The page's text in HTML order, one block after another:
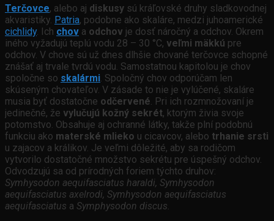
Terčovce, alebo aj diskusy sú kráľovské druhy sladkovodnej
akvaristiky. Patria, podobne ako skaláre, medzi juhoamerické
cichlidy. Ich chov a odchov je dosť náročný a odchov. Okrem
iného vyžadujú teplú vodu 28 – 30 °C, veľmi mäkkú pre
odchov. V chove sú už dnes dlhšie chované terčovce schopné
znášať aj trvale tvrdú vodu. Samostatnou kapitolou je chov
spoločne so skalármi. Spoločný chov odporúčam len
skúseným chovateľov. V zásade to nie je vylúčené, skaláre
musia byť dostatočne odčervené. Pri ich rozmnožovaní je
jedinečné, že vylučujú kožný sekrét, ktorým živia svoje
potomstvo. Obsahuje aj ochranné látky, takže plní podobnú
funkciu ako materské mlieko u cicavcov, alebo trhanie srsti
u zajacov a králikov. Je veľmi dôležité, aby sa rodičom
vytvorilo dostatočné množstvo sekrétu pre úspešný odchov.
Odvodzujú sa od prírodných foriem týchto druhov:
Symhysodon aequifasciatus haraldi, Symhysodon
aequifasciatus axelrodi, Symhysodon aequifasciatus
aequifasciatus a Symphysodon discus.